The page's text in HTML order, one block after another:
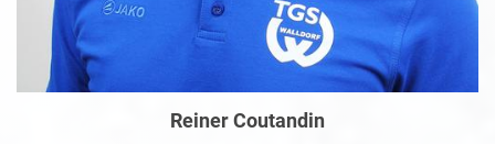
Reiner Coutandin